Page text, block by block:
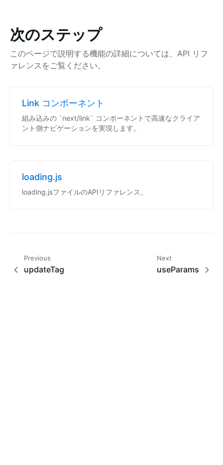
次のステップ
このページで説明する機能の詳細については、API リフ
ァレンスをご覧ください。
Link コンポーネント
組み込みの `next/link` コンポーネントで高速なクライア
ント側ナビゲーションを実現します。
loading.js
loading.jsファイルのAPIリファレンス。
Previous
updateTag
Next
useParams